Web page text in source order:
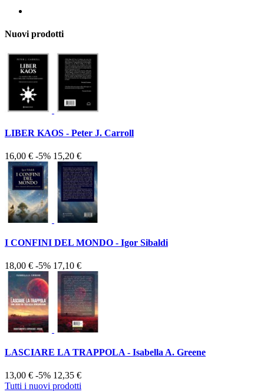
Nuovi prodotti
LIBER KAOS - Peter J. Carroll
16,00 € -5% 15,20 €
I CONFINI DEL MONDO - Igor Sibaldi
18,00 € -5% 17,10 €
LASCIARE LA TRAPPOLA - Isabella A. Greene
13,00 € -5% 12,35 €
Tutti i nuovi prodotti